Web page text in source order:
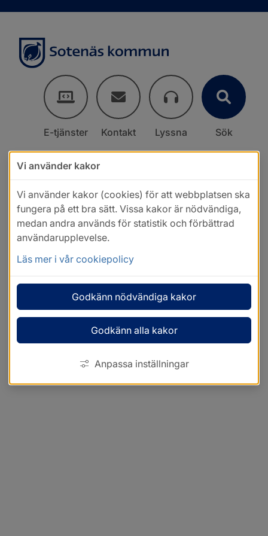
E-tjänster Kontakt Lyssna Sök
Vi använder kakor
Vi använder kakor (cookies) för att webbplatsen ska
fungera på ett bra sätt. Vissa kakor är nödvändiga,
medan andra används för statistik och förbättrad
användarupplevelse.
Läs mer i vår cookiepolicy
Godkänn nödvändiga kakor
Godkänn alla kakor
Anpassa inställningar